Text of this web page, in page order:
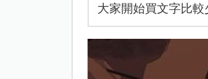
大家開始買文字比較